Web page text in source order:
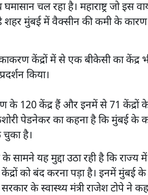
चल रहा है। महाराष्ट्र जो
शहर मुंबई में वैक्सीन की कमी के
केंद्रों में से एक बीकेसी का केंद्र
किया।
के 120 केंद्र हैं और इनमें से 71 केंद्रों
पेडनेकर का कहना है कि मुंबई के
है।
के सामने यह मुद्दा उठा रही है कि
को बंद करना पड़ा है। इनमें मुंबई
के स्वास्थ्य मंत्री राजेश टोपे ने